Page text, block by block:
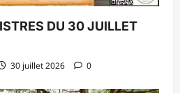
DU 30 JUILLET
30 juillet 2026 0